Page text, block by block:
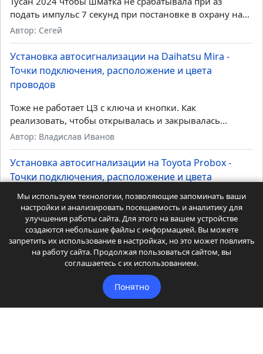
подать импульс 7 секунд при постановке в охрану на...
Автор: Сегей
Установка автосигнализации на Daihatsu Mira -
Точки подключения, расположение и цвета
проводов
Тоже не работает ЦЗ с ключа и кнопки. Как
реализовать, чтобы открывалась и закрывалась...
Автор: Владислав Иванов
Установка автосигнализации на Toyota Probox -
Точки подключения, расположение и цвета
проводов
Есть экземпляры без штатного иммобилайзера. Вот там
куцая can шина - мало, что видит и ничем не...
Автор: Админ Дмитрий
Автомобили Автостатьи
Автоуслуги 2
Доп. оборудование
Мы используем технологии, позволяющие запоминать ваши
настройки и анализировать посещаемость и аналитику для
улучшения работы сайта. Для этого на вашем устройстве
создаются небольшие файлы с информацией. Вы можете
запретить их использование в настройках, но это может повлиять
на работу сайта. Продолжая пользоваться сайтом, вы
соглашаетесь с их использованием.
Понятно